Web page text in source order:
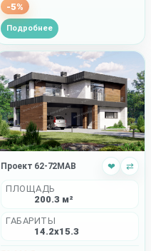
-5%
Подробнее
Проект 62-72MAB ❤ ⇄
ПЛОЩАДЬ
200.3 м²
ГАБАРИТЫ
14.2x15.3